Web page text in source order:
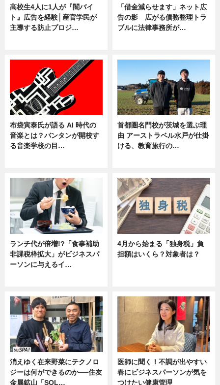
高校生4人に1人が『闇バイ
ト』広告を経験│産官学民が
主導する防止プロジ…
「借金減らせます」ネット広
告の影 広がる債務整理トラ
ブルに法律事務所が…
布袋寅泰氏が語る AI 時代の
音楽とは？バンタンが開校す
る音楽学校の目…
首都圏名門校が茨城を選ぶ理
由 アーストラベル水戸が仕掛
ける、教育旅行の…
ランチ代が倍増!?「食事補助
非課税枠拡大」がビジネスパ
ーソンに与えるイ…
4月から始まる「独身税」負
担額はいくら？対象者は？
消えゆく在来野菜にテクノロ
ジーは何ができるのか──住友
金属鉱山「SOL…
医師に聞く！不調が出やすい
春にビジネスパーソンが気を
つけたい健康管理